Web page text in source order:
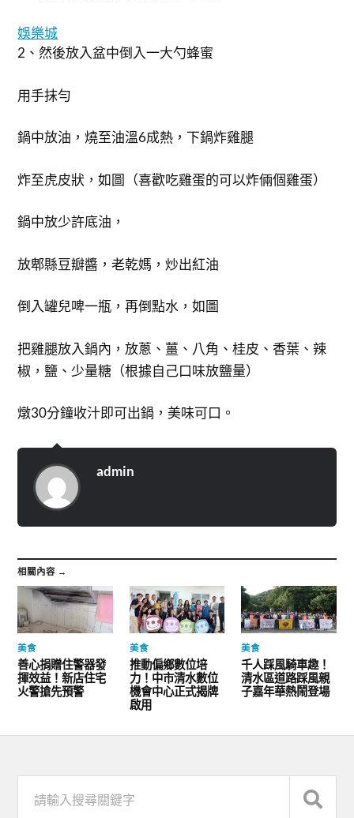
娛樂城
2、然後放入盆中倒入一大勺蜂蜜
用手抹勻
鍋中放油，燒至油溫6成熱，下鍋炸雞腿
炸至虎皮狀，如圖（喜歡吃雞蛋的可以炸倆個雞蛋）
鍋中放少許底油，
放郫縣豆瓣醬，老乾媽，炒出紅油
倒入罐兒啤一瓶，再倒點水，如圖
把雞腿放入鍋內，放蔥、薑、八角、桂皮、香葉、辣
椒，鹽、少量糖（根據自己口味放鹽量）
燉30分鐘收汁即可出鍋，美味可口。
admin
相關內容 →
美食
善心捐贈住警器發
揮效益！新店住宅
火警搶先預警
美食
推動偏鄉數位培
力！中市清水數位
機會中心正式揭牌
啟用
美食
千人踩風騎車趣！
清水區道路踩風親
子嘉年華熱鬧登場